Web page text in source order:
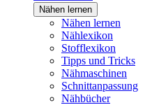
Nähen lernen
Nähen lernen
Nählexikon
Stofflexikon
Tipps und Tricks
Nähmaschinen
Schnittanpassung
Nähbücher